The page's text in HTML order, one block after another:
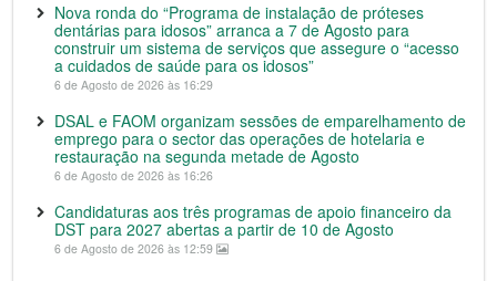
Nova ronda do “Programa de instalação de próteses
dentárias para idosos” arranca a 7 de Agosto para
construir um sistema de serviços que assegure o “acesso
a cuidados de saúde para os idosos”
6 de Agosto de 2026 às 16:29
DSAL e FAOM organizam sessões de emparelhamento de
emprego para o sector das operações de hotelaria e
restauração na segunda metade de Agosto
6 de Agosto de 2026 às 16:26
Candidaturas aos três programas de apoio financeiro da
DST para 2027 abertas a partir de 10 de Agosto
6 de Agosto de 2026 às 12:59